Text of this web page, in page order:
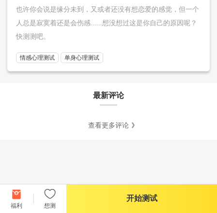
也许你会说是缘分未到，又或者还没有想恋爱的感觉，但一个
人总是寂寞着还是会伤感......想没想过这是你自己的原因呢？
快测测吧。
情感心理测试 单身心理测试
最新评论
查看更多评论
福利 想测
开始测试